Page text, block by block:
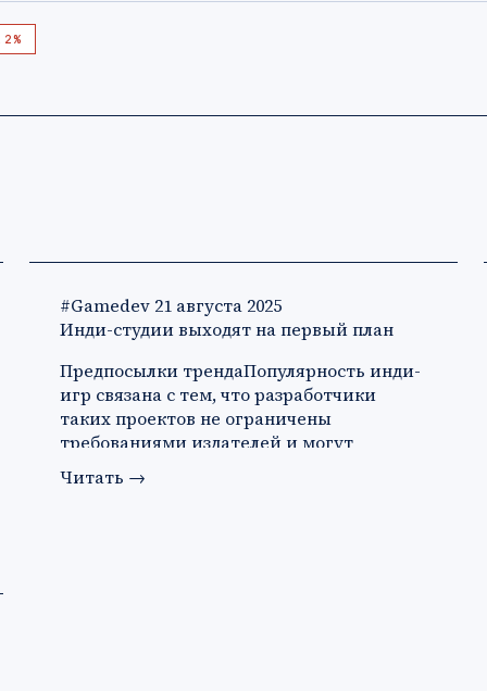
#Gamedev 21 августа 2025
Инди-студии выходят на первый план
Предпосылки трендаПопулярность инди-
игр связана с тем, что разработчики
таких проектов не ограничены
требованиями издателей и могут
создава…
Читать →